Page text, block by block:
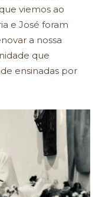
viemos ao
e José foram
a nossa
que
ensinadas por